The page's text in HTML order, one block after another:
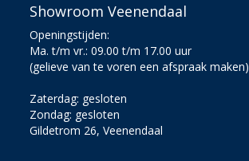
Showroom Veenendaal
Openingstijden:
Ma. t/m vr.: 09.00 t/m 17.00 uur
(gelieve van te voren een afspraak maken)
Zaterdag: gesloten
Zondag: gesloten
Gildetrom 26, Veenendaal